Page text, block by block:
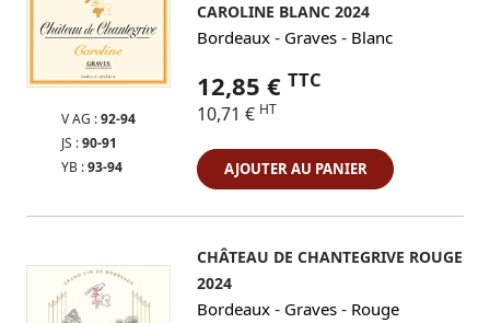
V AG :92-94
JS :90-91
YB :93-94
CAROLINE BLANC 2024
Bordeaux - Graves - Blanc
12,85 € TTC
10,71 € HT
AJOUTER AU PANIER
CHÂTEAU DE CHANTEGRIVE ROUGE
2024
Bordeaux - Graves - Rouge